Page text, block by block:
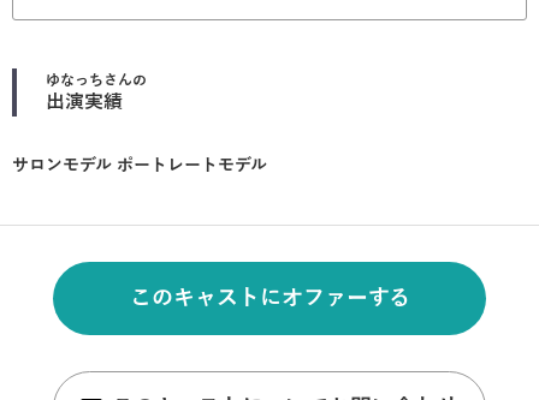
ゆなっち さんの
出演実績
サロンモデル ポートレートモデル
このキャストにオファーする